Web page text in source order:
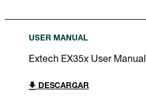
USER MANUAL
Extech EX35x User Manual
DESCARGAR